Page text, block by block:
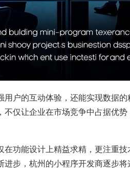
用户的互动体验，还能实现数据
仅让企业在市场竞争中占据优势
功能设计上精益求精，更注重
步，杭州的小程序开发商逐步